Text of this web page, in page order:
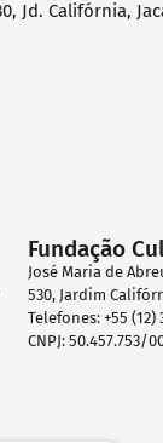
Jd. Califórnia,
Fundação
José Maria de
530, Jardim
Telefones: +55 (12)
CNPJ: 50.457.753/